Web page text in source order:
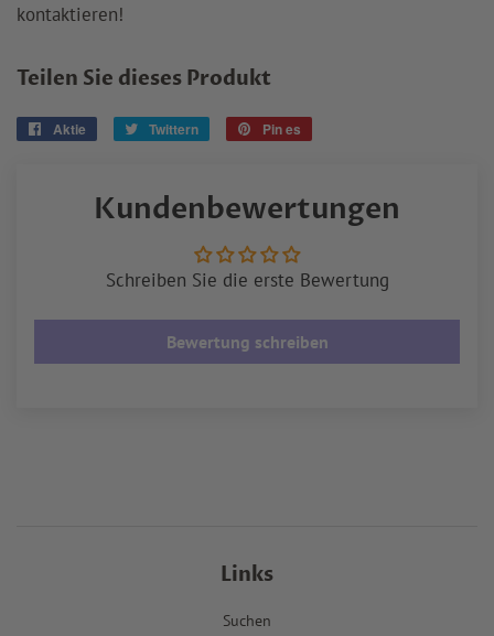
kontaktieren!
Teilen Sie dieses Produkt
Aktie Twittern
Twittern
Twitter
Pin es
Kundenbewertungen
Schreiben Sie die erste Bewertung
Bewertung schreiben
Links
Suchen